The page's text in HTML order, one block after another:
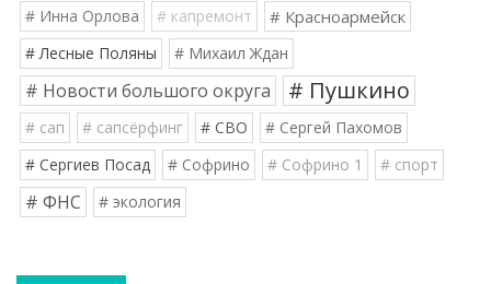
# Инна Орлова # капремонт # Красноармейск
# Лесные Поляны # Михаил Ждан
# Новости большого округа # Пушкино
# сап # сапсёрфинг # СВО
# Сергей Пахомов
# Сергиев Посад
# Софрино # Софрино 1 # спорт
# ФНС # экология